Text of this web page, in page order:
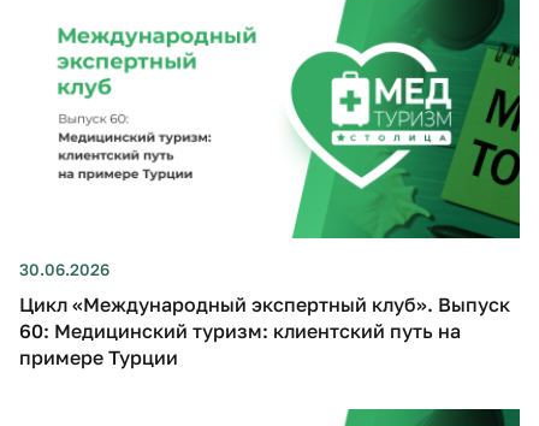
30.06.2026
Цикл «Международный экспертный клуб». Выпуск
60: Медицинский туризм: клиентский путь на
примере Турции